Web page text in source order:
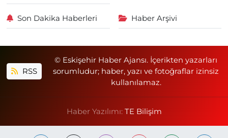
Son Dakika Haberleri Haber Arşivi
RSS
© Eskişehir Haber Ajansı. İçerikten yazarları
sorumludur; haber, yazı ve fotoğraflar izinsiz
kullanılamaz.
Haber Yazılımı: TE Bilişim